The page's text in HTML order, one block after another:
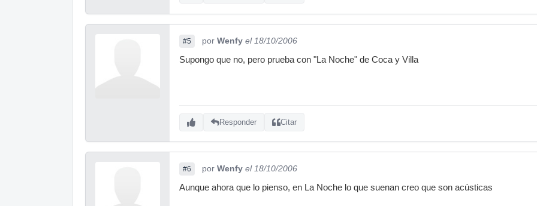
#5 por Wenfy el 18/10/2006
Supongo que no, pero prueba con "La Noche" de Coca y Villa
Responder Citar
#6 por Wenfy el 18/10/2006
Aunque ahora que lo pienso, en La Noche lo que suenan creo que son acústicas